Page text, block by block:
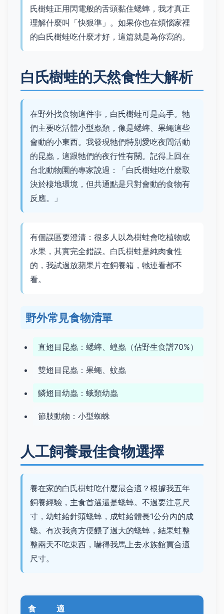
氏樹蛙正用閃電般的舌頭黏住蟋蟀，我才真正
理解什麼叫「快狠準」。如果你也在煩惱家裡
的白氏樹蛙吃什麼才好，這篇就是為你寫的。
白氏樹蛙的天然食性大解析
在野外找食物這件事，白氏樹蛙可是高手。牠
們主要吃活體小型蟲類，像是蟋蟀、果蠅這些
會動的小東西。我發現牠們特別愛吃夜間活動
的昆蟲，這跟牠們的夜行性有關。記得上回在
台北動物園的專家說過：「白氏樹蛙吃什麼取
決於棲地環境，但共通點是只對會動的食物有
反應。」
有個誤區要澄清：很多人以為樹蛙會吃植物或
水果，其實完全錯誤。白氏樹蛙是純肉食性
的，我試過放蘋果片在飼養箱，牠連看都不
看。
野外常見食物清單
直翅目昆蟲：蟋蟀、蝗蟲（佔野生食譜70%）
雙翅目昆蟲：果蠅、蚊蟲
鱗翅目幼蟲：蛾類幼蟲
節肢動物：小型蜘蛛
人工飼養最佳食物選擇
養在家的白氏樹蛙吃什麼最合適？根據我五年
飼養經驗，主食首選還是蟋蟀。不過要注意尺
寸，幼蛙給針頭蟋蟀，成蛙給體長1公分內的成
蟋。有次我貪方便餵了過大的蟋蟀，結果蛙整
整兩天不吃東西，嚇得我馬上去水族館買合適
尺寸。
食
適